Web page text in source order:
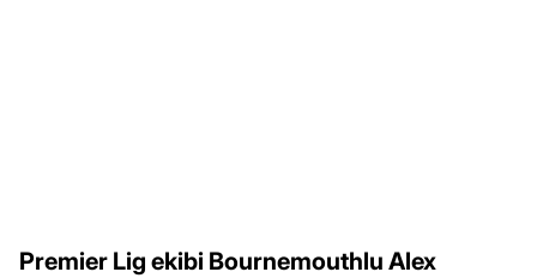
Premier Lig ekibi Bournemouthlu Alex